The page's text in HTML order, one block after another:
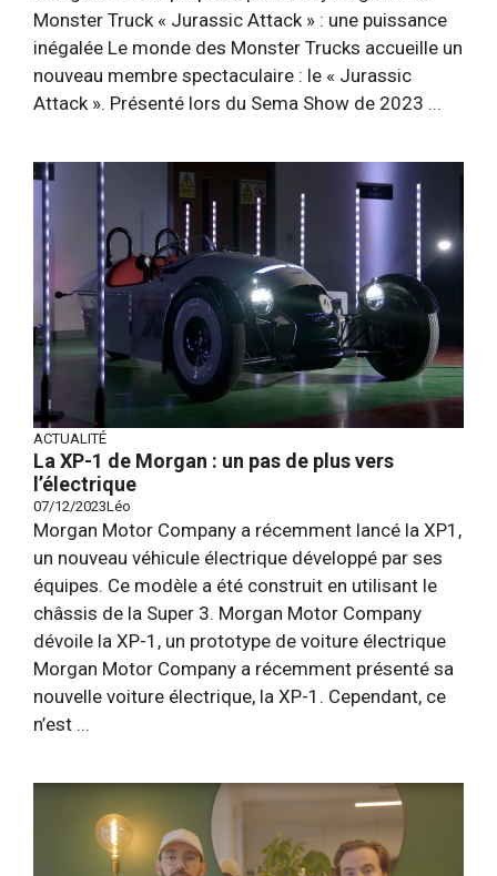
Monster Truck « Jurassic Attack » : une puissance
inégalée Le monde des Monster Trucks accueille un
nouveau membre spectaculaire : le « Jurassic
Attack ». Présenté lors du Sema Show de 2023 ...
ACTUALITÉ
La XP-1 de Morgan : un pas de plus vers
l’électrique
07/12/2023Léo
Morgan Motor Company a récemment lancé la XP1,
un nouveau véhicule électrique développé par ses
équipes. Ce modèle a été construit en utilisant le
châssis de la Super 3. Morgan Motor Company
dévoile la XP-1, un prototype de voiture électrique
Morgan Motor Company a récemment présenté sa
nouvelle voiture électrique, la XP-1. Cependant, ce
n’est ...